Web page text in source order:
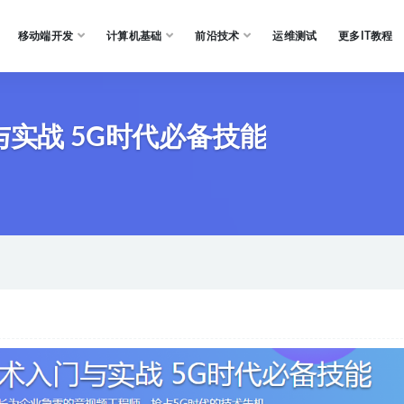
移动端开发 计算机基础 前沿技术 运维测试 更多IT教程
战 5G时代必备技能